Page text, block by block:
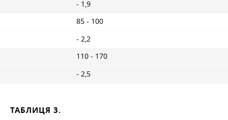
- 1,9
85 - 100
- 2,2
110 - 170
- 2,5
ТАБЛИЦЯ 3.